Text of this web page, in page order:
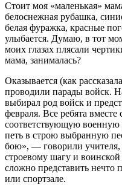
Стоит моя «маленькая»
белоснежная рубашка,
белая фуражка, красные
улыбается. Думаю, в тот
моих глазах плясали
мама, занималась?
Оказывается (как
проводили парады войск.
выбирал род войск и
февраля. Все ребята
соответствующую военную
петь в строю выбранную
бою», — говорили учителя,
строевому шагу и
сложно представить нечто
или спортзале.